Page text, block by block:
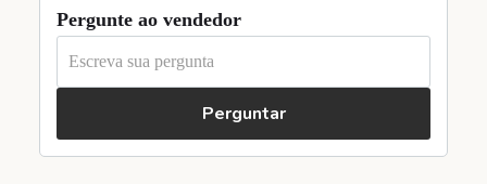
Pergunte ao vendedor
Perguntar